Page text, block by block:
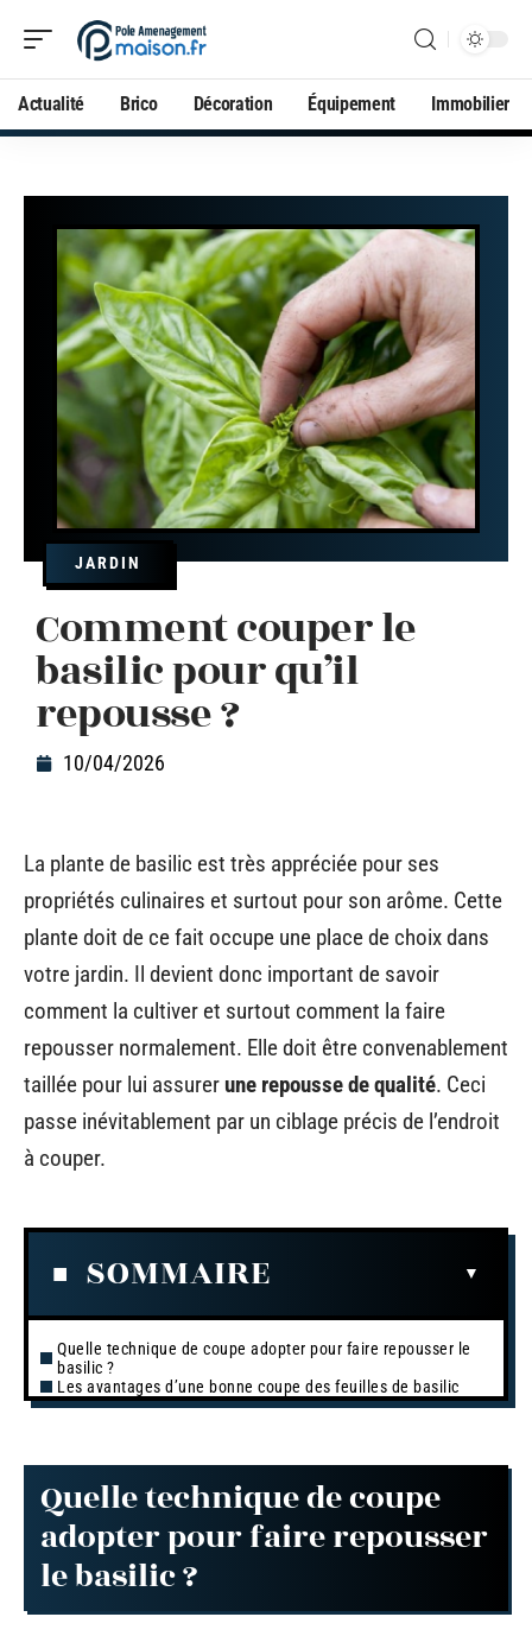
Actualité Brico Décoration Équipement Immobilier
JARDIN
Comment couper le
basilic pour qu’il
repousse ?
10/04/2026
La plante de basilic est très appréciée pour ses
propriétés culinaires et surtout pour son arôme. Cette
plante doit de ce fait occupe une place de choix dans
votre jardin. Il devient donc important de savoir
comment la cultiver et surtout comment la faire
repousser normalement. Elle doit être convenablement
taillée pour lui assurer une repousse de qualité. Ceci
passe inévitablement par un ciblage précis de l’endroit
à couper.
SOMMAIRE
Quelle technique de coupe adopter pour faire repousser le
basilic ?
Les avantages d’une bonne coupe des feuilles de basilic
Quelle technique de coupe
adopter pour faire repousser
le basilic ?